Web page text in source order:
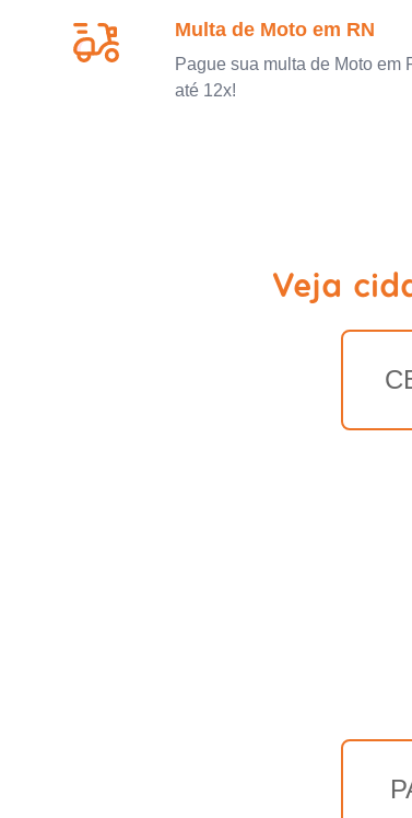
Multa de Moto em RN
Pague sua multa de Moto em
até 12x!
Veja